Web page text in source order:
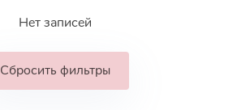
Нет записей
Сбросить фильтры